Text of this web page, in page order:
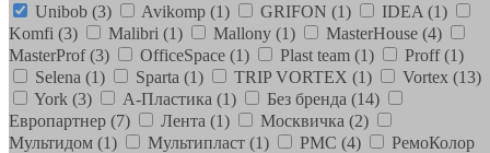
Unibob (3) Avikomp (1) GRIFON (1) IDEA (1)
Komfi (3) Malibri (1) Mallony (1) MasterHouse (4)
MasterProf(3) OfficeSpace (1) Plast team (1) Proff(1)
Selena (1) Sparta (1) TRIP VORTEX (1) Vortex (13)
York (3) А-Пластика (1) Без бренда (14)
Европартнер (7) Лента (1) Москвичка (2)
Мультидом (1) Мультипласт (1) РМС (4)
РемоКолор